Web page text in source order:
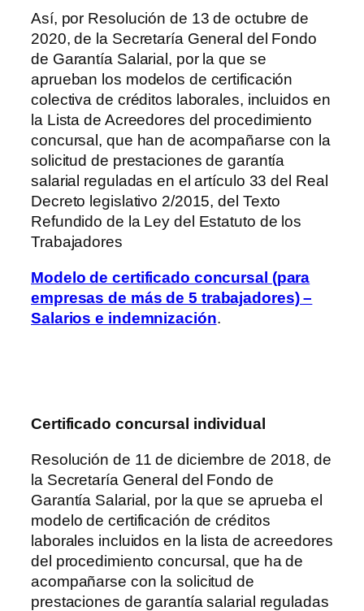
Así, por Resolución de 13 de octubre de
2020, de la Secretaría General del Fondo
de Garantía Salarial, por la que se
aprueban los modelos de certificación
colectiva de créditos laborales, incluidos en
la Lista de Acreedores del procedimiento
concursal, que han de acompañarse con la
solicitud de prestaciones de garantía
salarial reguladas en el artículo 33 del Real
Decreto legislativo 2/2015, del Texto
Refundido de la Ley del Estatuto de los
Trabajadores
Modelo de certificado concursal (para
empresas de más de 5 trabajadores) –
Salarios e indemnización.
Certificado concursal individual
Resolución de 11 de diciembre de 2018, de
la Secretaría General del Fondo de
Garantía Salarial, por la que se aprueba el
modelo de certificación de créditos
laborales incluidos en la lista de acreedores
del procedimiento concursal, que ha de
acompañarse con la solicitud de
prestaciones de garantía salarial reguladas